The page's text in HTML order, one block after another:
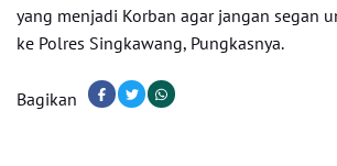
yang menjadi Korban agar jangan segan
ke Polres Singkawang, Pungkasnya.
Bagikan